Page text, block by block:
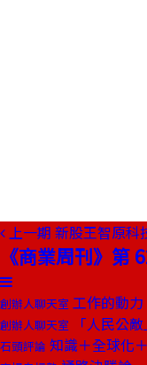
上一期 新股王智原科
《商業周刊》第
創辦人聊天室 工作的動力
創辦人聊天室 「人民公
石頭評論 知識＋全球化